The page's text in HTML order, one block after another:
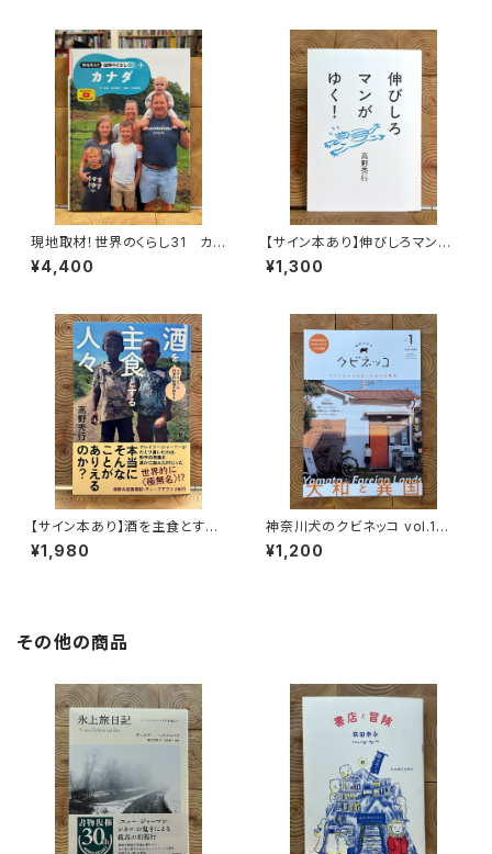
現地取材！世界のくらし31 カナ
ダ
¥4,400
【サイン本あり】伸びしろマンが
ゆく！
¥1,300
【サイン本あり】酒を主食とする
人々 エチオピアの科学的秘境
を旅する
¥1,980
神奈川犬のクビネッコ vol.1
特集：大和と異国
¥1,200
その他の商品